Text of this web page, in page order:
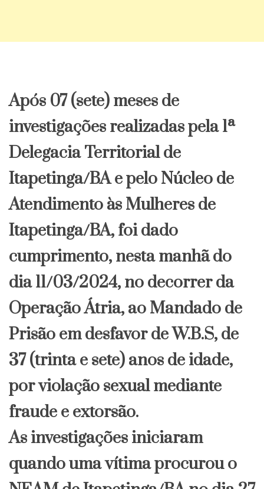
Após 07 (sete) meses de
investigações realizadas pela 1ª
Delegacia Territorial de
Itapetinga/BA e pelo Núcleo de
Atendimento às Mulheres de
Itapetinga/BA, foi dado
cumprimento, nesta manhã do
dia 11/03/2024, no decorrer da
Operação Átria, ao Mandado de
Prisão em desfavor de W.B.S, de
37 (trinta e sete) anos de idade,
por violação sexual mediante
fraude e extorsão.
As investigações iniciaram
quando uma vítima procurou o